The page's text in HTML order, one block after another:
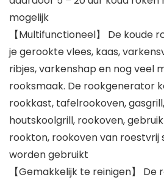
mogelijk
【Multifunctioneel】 De koude
je gerookte vlees, kaas,
ribjes, varkenshap en nog veel
rooksmaak. De rookgenerator
rookkast, tafelrookoven,
houtskoolgrill, rookoven,
rookton, rookoven van roestvrij
worden gebruikt
【Gemakkelijk te reinigen】